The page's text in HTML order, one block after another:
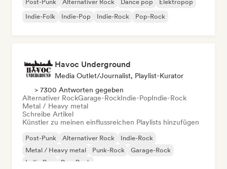
Post-Punk Alternativer Rock Dance pop
Elektropop
Indie-Folk
Indie-Pop Indie-Rock Pop-Rock
Havoc Underground
Media Outlet/Journalist, Playlist-Kurator
> 7300 Antworten gegeben
Alternativer RockGarage-RockIndie-PopIndie-Rock
Metal / Heavy metal
Schreibe Artikel
Künstler zu meinen einflussreichen Playlists hinzufügen
Post-Punk Alternativer Rock
Indie-Rock
Metal / Heavy metal
Punk-Rock
Garage-Rock
Indie-Pop
Pop-Rock